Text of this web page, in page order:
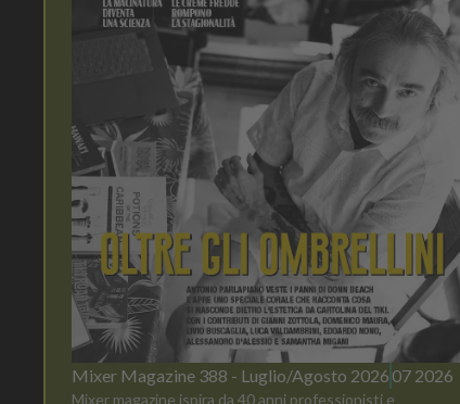
Mixer Magazine 388 - Luglio/Agosto 2026 07 2026
Mixer magazine ispira da 40 anni professionisti e